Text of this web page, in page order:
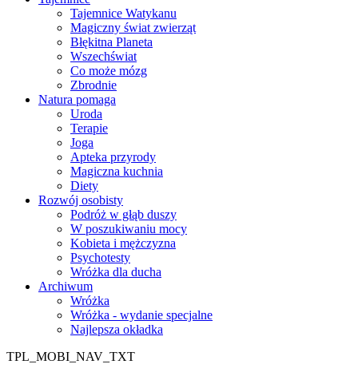
Tajemnice Watykanu
Magiczny świat zwierząt
Błękitna Planeta
Wszechświat
Co może mózg
Zbrodnie
Natura pomaga
Uroda
Terapie
Joga
Apteka przyrody
Magiczna kuchnia
Diety
Rozwój osobisty
Podróż w głąb duszy
W poszukiwaniu mocy
Kobieta i mężczyzna
Psychotesty
Wróżka dla ducha
Archiwum
Wróżka
Wróżka - wydanie specjalne
Najlepsza okładka
TPL_MOBI_NAV_TXT